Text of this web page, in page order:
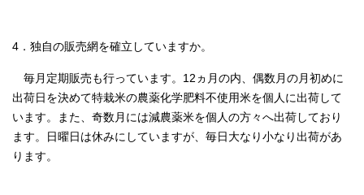
4．独自の販売網を確立していますか。
毎月定期販売も行っています。12ヵ月の内、偶数月の月初めに
出荷日を決めて特栽米の農薬化学肥料不使用米を個人に出荷して
います。また、奇数月には減農薬米を個人の方々へ出荷しており
ます。日曜日は休みにしていますが、毎日大なり小なり出荷があ
ります。